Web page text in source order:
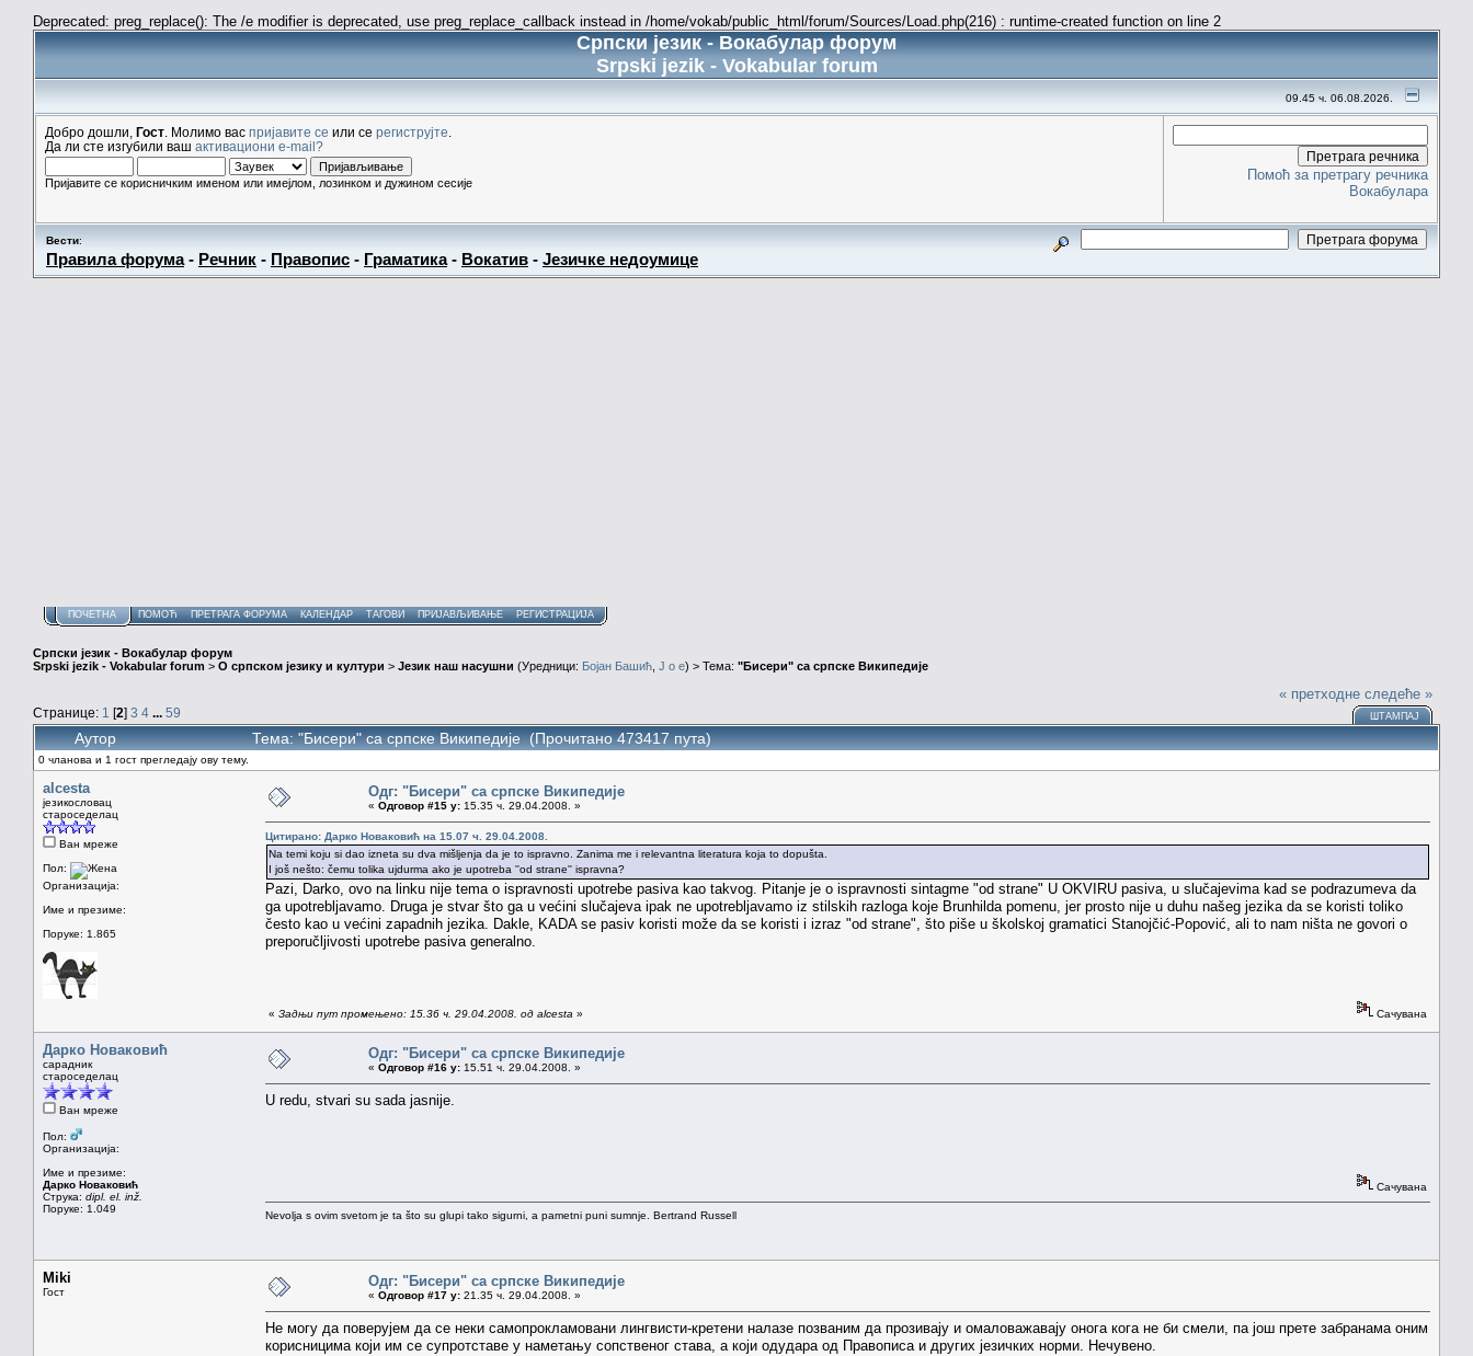
Deprecated: preg_replace(): The /e modifier is deprecated, use preg_replace_callback instead in /home/vokab/public_html/forum/Sources/Load.php(216) : runtime-created function on line 2
Српски језик - Вокабулар форум
Srpski jezik - Vokabular forum
09.45 ч. 06.08.2026.
Добро дошли, Гост . Молимо вас пријавите се или се региструјте
Да ли сте изгубили ваш активациони e-mail?
Пријавите се корисничким именом или имејлом, лозинком и дужином сесије
Помоћ за претрагу речника
Вокабулара
Вести:
Правила форума- Речник - Правопис - Граматика- Вокатив - Језичке недоумице
ПОЧЕТНА ПОМОЋ ПРЕТРАГА ФОРУМА КАЛЕНДАР ТАГОВИ ПРИЈАВЉИВАЊЕ РЕГИСТРАЦИЈА
Српски језик - Вокабулар форум
Srpski jezik - Vokabular forum > О српском језику и култури > Језик наш насушни (Уредници: Бојан Башић J o e) > Тема: "Бисери" са српске Википедије
Странице: 1 [2] 3 4 ... 59
« претходне следеће »
ШТАМПАЈ
Аутор Тема: "Бисери" са српске Википедије (Прочитано 473417 пута)
0 чланова и 1 гост прегледају ову тему.
alcesta
језикословац
староседелац
Ван мреже
Пол:
Организација:
Име и презиме:
Поруке: 1.865
Одг: "Бисери" са српске Википедије
« Одговор #15 у: 15.35 ч. 29.04.2008. »
Цитирано: Дарко Новаковић на 15.07 ч. 29.04.2008.
Na temi koju si dao izneta su dva mišljenja da je to ispravno. Zanima me i relevantna literatura koja to dopušta.
I još nešto: čemu tolika ujdurma ako je upotreba ''od strane'' ispravna?
Pazi, Darko, ovo na linku nije tema o ispravnosti upotrebe pasiva kao takvog. Pitanje je o ispravnosti sintagme "od strane" U OKVIRU pasiva, u slučajevima kad se podrazumeva da
ga upotrebljavamo. Druga je stvar što ga u većini slučajeva ipak ne upotrebljavamo iz stilskih razloga koje Brunhilda pomenu, jer prosto nije u duhu našeg jezika da se koristi toliko
često kao u većini zapadnih jezika. Dakle, KADA se pasiv koristi može da se koristi i izraz "od strane", što piše u školskoj gramatici Stanojčić-Popović, ali to nam ništa ne govori o
preporučljivosti upotrebe pasiva generalno.
« Задњи пут промењено: 15.36 ч. 29.04.2008. од alcesta » Сачувана
Дарко Новаковић
сарадник
староседелац
Ван мреже
Пол:
Организација:
Име и презиме:
Дарко Новаковић
Струка: dipl. el. inž.
Поруке: 1.049
Одг: "Бисери" са српске Википедије
« Одговор #16 у: 15.51 ч. 29.04.2008. »
U redu, stvari su sada jasnije.
Сачувана
Nevolja s ovim svetom je ta što su glupi tako sigurni, a pametni puni sumnje. Bertrand Russell
Miki
Гост
Одг: "Бисери" са српске Википедије
« Одговор #17 у: 21.35 ч. 29.04.2008. »
Не могу да поверујем да се неки самопрокламовани лингвисти-кретени налазе позваним да прозивају и омаловажавају онога кога не би смели, па још прете забранама оним
корисницима који им се супротставе у наметању сопственог става, а који одудара од Правописа и других језичких норми. Нечувено.